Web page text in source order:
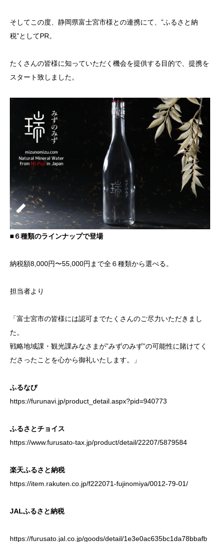
そしてこの度、静岡県富士宮市様との連携にて、”ふるさと納
税”としてPR。
たくさんの皆様に知っていただく機会を提供する目的で、提携を
スタート致しました。
■６種類のラインナップで登場
納税額8,000円〜55,000円まで全６種類から選べる。
担当者より
「富士宮市の皆様には認可までたくさんのご尽力いただきまし
た。
戦略地域課・観光課みなさまが”みずのみず”の可能性に賭けてく
ださったことを心から御礼いたします。」
ふるなび
https://furunavi.jp/product_detail.aspx?pid=940773
ふるさとチョイス
https://www.furusato-tax.jp/product/detail/22207/5879584
楽天ふるさと納税
https://item.rakuten.co.jp/f222071-fujinomiya/0012-79-01/
JALふるさと納税
https://furusato.jal.co.jp/goods/detail/1e3e0ac635bc1da78bbafb